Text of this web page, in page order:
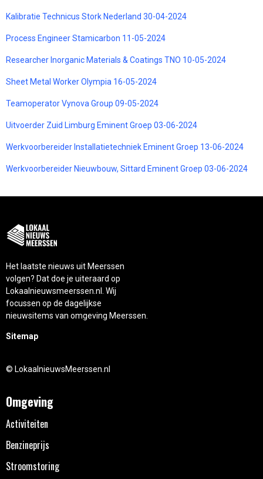
Kalibratie Technicus Stork Nederland 30-04-2024
Process Engineer Stamicarbon 11-05-2024
Researcher Inorganic Materials & Coatings TNO 10-05-2024
Sheet Metal Worker Olympia 16-05-2024
Teamoperator Vynova Group 09-05-2024
Uitvoerder Zuid Limburg Eminent Groep 03-06-2024
Werkvoorbereider Installatietechniek Eminent Groep 13-06-2024
Werkvoorbereider Nieuwbouw, Sittard Eminent Groep 03-06-2024
Het laatste nieuws uit Meerssen
volgen? Dat doe je uiteraard op
Lokaalnieuwsmeerssen.nl. Wij
focussen op de dagelijkse
nieuwsitems van omgeving Meerssen.
Sitemap
© LokaalnieuwsMeerssen.nl
Omgeving
Activiteiten
Benzineprijs
Stroomstoring